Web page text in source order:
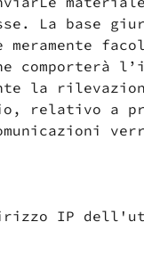
La base
comporterà
la
relativo a
IP